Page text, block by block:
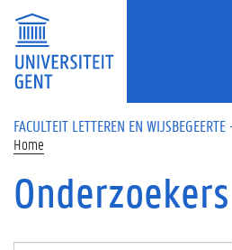
Overslaan en naar de inhoud gaan
FACULTEIT LETTEREN EN
Home
Onderzoekers